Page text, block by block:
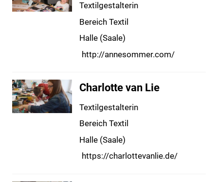
Textilgestalterin
Bereich Textil
Halle (Saale)
http://annesommer.com/
Charlotte van Lie
Textilgestalterin
Bereich Textil
Halle (Saale)
https://charlottevanlie.de/